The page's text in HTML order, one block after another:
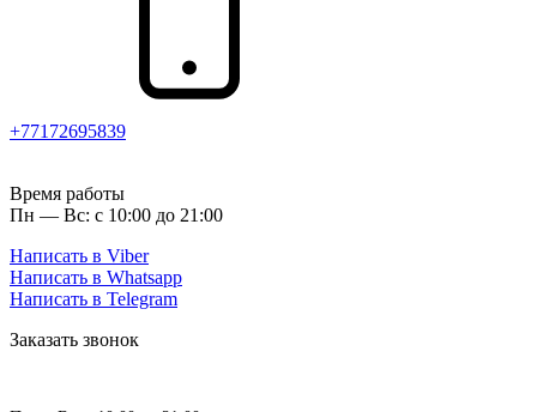
+77172695839
Время работы
Пн — Вс: с 10:00 до 21:00
Написать в Viber
Написать в Whatsapp
Написать в Telegram
Заказать звонок